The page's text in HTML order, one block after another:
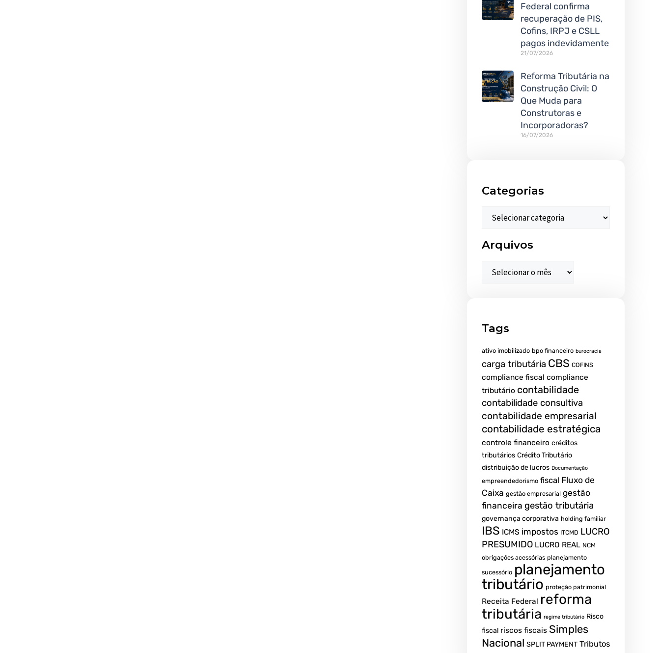
Federal confirma
recuperação de PIS,
Cofins, IRPJ e CSLL
pagos indevidamente
21/07/2026
Reforma Tributária na
Construção Civil: O
Que Muda para
Construtoras e
Incorporadoras?
16/07/2026
Categorias
Arquivos
Tags
ativo imobilizado bpo financeiro burocracia
carga tributária CBS COFINS
compliance fiscal compliance
tributário contabilidade
contabilidade consultiva
contabilidade empresarial
contabilidade estratégica
controle financeiro créditos
tributários Crédito Tributário
distribuição de lucros Documentação
empreendedorismo fiscal Fluxo de
Caixa gestão empresarial gestão
financeira gestão tributária
governança corporativa holding familiar
IBS ICMS impostos ITCMD LUCRO
PRESUMIDO LUCRO REAL NCM
obrigações acessórias planejamento
sucessório planejamento
tributário proteção patrimonial
Receita Federal reforma
tributária regime tributário Risco
fiscal riscos fiscais Simples
Nacional SPLIT PAYMENT Tributos